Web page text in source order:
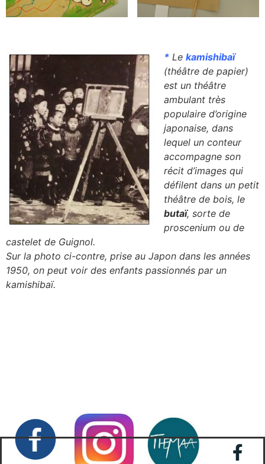
* Le kamishibaï
(théâtre de papier)
est un théâtre
ambulant très
populaire d’origine
japonaise, dans
lequel un conteur
accompagne son
récit d’images qui
défilent dans un petit
théâtre de bois, le
butaï, sorte de
proscenium ou de
castelet de Guignol.
Sur la photo ci-contre, prise au Japon dans les années
1950, on peut voir des enfants passionnés par un
kamishibaï.